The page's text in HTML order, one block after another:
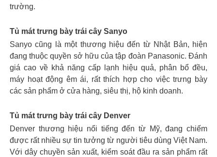
trường.
Tủ mát trưng bày trái cây Sanyo
Sanyo cũng là một thương hiệu đến từ Nhật Bản, hiện
đang thuộc quyền sở hữu của tập đoàn Panasonic. Đánh
giá cao về khả năng cấp lạnh hiệu quả, phân bổ đều,
máy hoạt động êm ái, rất thích hợp cho việc trưng bày
các sản phẩm ở cửa hàng, siêu thị, hộ kinh doanh.
Tủ mát trưng bày trái cây Denver
Denver thương hiệu nổi tiếng đến từ Mỹ, đang chiếm
được rất nhiều sự tin tưởng từ người tiêu dùng Việt Nam.
Với dây chuyền sản xuất, kiểm soát đầu ra sản phẩm rất